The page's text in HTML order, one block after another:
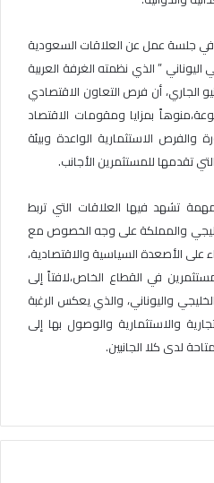
جلسة عمل عن العلاقات السعودية
اليوناني ” الذي نظمته الغرفة العربية
افتراضياً يومي 15-16 يونيو الجاري، أن فرص التعاون الاقتصادي
بمزايا ومقومات الاقتصاد
والفرص الاستثمارية الواعدة وبيئة
تقدمها للمستثمرين الأجانب.
تشهد فيها العلاقات التي تربط
والمملكة على وجه الخصوص مع
على الأصعدة السياسية والاقتصادية،
في القطاع الخاص،لافتاً إلى
واليوناني، والذي يعكس الرغبة
والاستثمارية والوصول بها إلى
لدى كلا الجانبين.